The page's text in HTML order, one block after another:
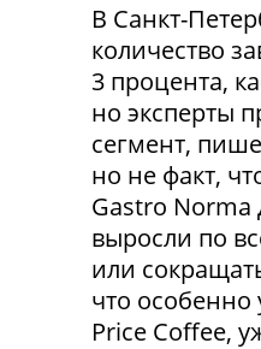
В Санкт-
количество
3 процента,
но эксперты
сегмент,
но не факт,
Gastro Norma
выросли по
или
что особенно
Price Coffee,